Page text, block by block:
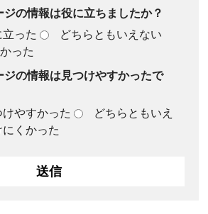
ジの情報は役に立ちましたか？
立った
どちらともいえない
った
ジの情報は見つけやすかったで
けやすかった
どちらともいえ
にくかった